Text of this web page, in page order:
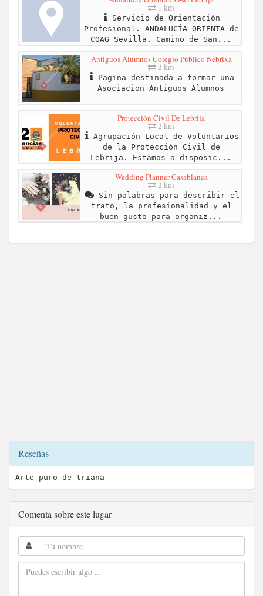
1 km
Servicio de Orientación
Profesional. ANDALUCÍA ORIENTA de
COAG Sevilla. Camino de San...
Antiguos Alumnos Colegio Público Nebrixa
2 km
Pagina destinada a formar una
Asociacion Antiguos Alumnos
Protección Civil De Lebrija
2 km
Agrupación Local de Voluntarios
de la Protección Civil de
Lebrija. Estamos a disposic...
Wedding Planner Casablanca
2 km
Sin palabras para describir el
trato, la profesionalidad y el
buen gusto para organiz...
Reseñas
Arte puro de triana
Comenta sobre este lugar